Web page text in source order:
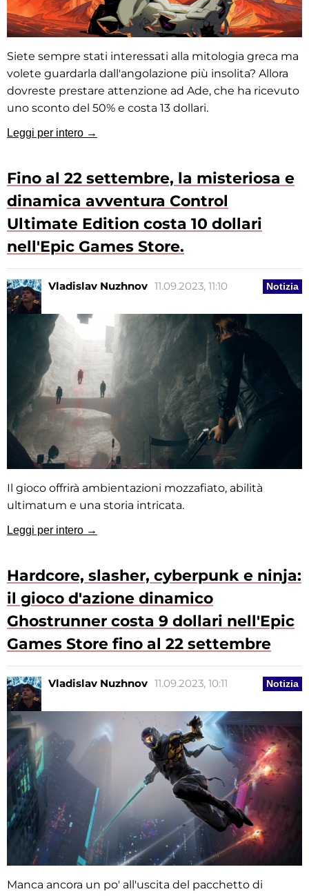
Siete sempre stati interessati alla mitologia greca ma
volete guardarla dall'angolazione più insolita? Allora
dovreste prestare attenzione ad Ade, che ha ricevuto
uno sconto del 50% e costa 13 dollari.
Leggi per intero →
Fino al 22 settembre, la misteriosa e
dinamica avventura Control
Ultimate Edition costa 10 dollari
nell'Epic Games Store.
Notizia
Vladislav Nuzhnov 11.09.2023, 11:10
Il gioco offrirà ambientazioni mozzafiato, abilità
ultimatum e una storia intricata.
Leggi per intero →
Hardcore, slasher, cyberpunk e ninja:
il gioco d'azione dinamico
Ghostrunner costa 9 dollari nell'Epic
Games Store fino al 22 settembre
Notizia
Vladislav Nuzhnov 11.09.2023, 10:11
Manca ancora un po' all'uscita del pacchetto di